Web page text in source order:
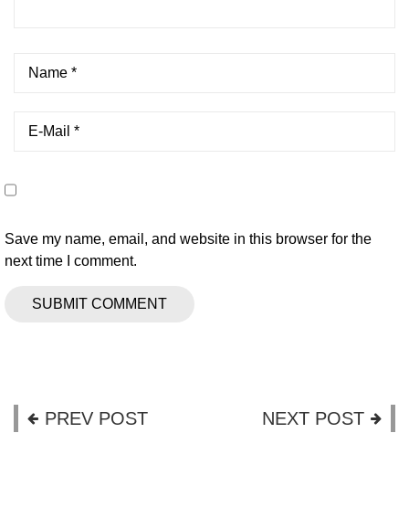
Save my name, email, and website in this browser for the
next time I comment.
PREV POST NEXT POST